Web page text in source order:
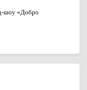
шоу «Добро